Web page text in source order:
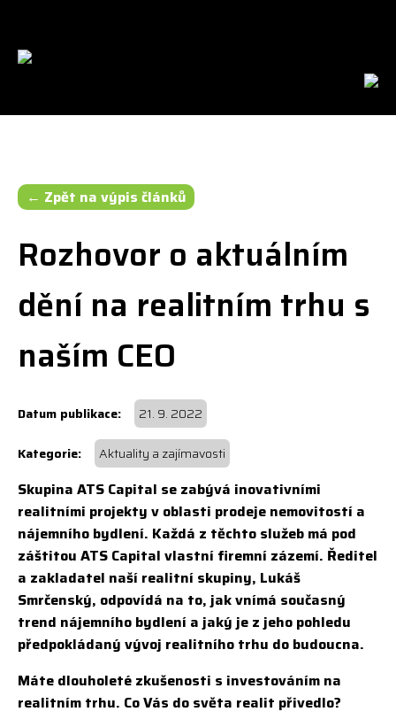
← Zpět na výpis článků
Rozhovor o aktuálním
dění na realitním trhu s
naším CEO
21. 9. 2022
Aktuality a zajímavosti
Skupina ATS Capital se zabývá inovativními
realitními projekty v oblasti prodeje nemovitostí a
nájemního bydlení. Každá z těchto služeb má pod
záštitou ATS Capital vlastní firemní zázemí. Ředitel
a zakladatel naší realitní skupiny, Lukáš
Smrčenský, odpovídá na to, jak vnímá současný
trend nájemního bydlení a jaký je z jeho pohledu
předpokládaný vývoj realitního trhu do budoucna.
Máte dlouholeté zkušenosti s investováním na
realitním trhu. Co Vás do světa realit přivedlo?